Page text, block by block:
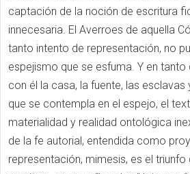
captación de la noción de escritura
innecesaria. El Averroes de aquella
tanto intento de representación, no
espejismo que se esfuma. Y en
con él la casa, la fuente, las
que se contempla en el espejo, el
materialidad y realidad ontológica
de la fe autorial, entendida como
representación, mimesis, es el